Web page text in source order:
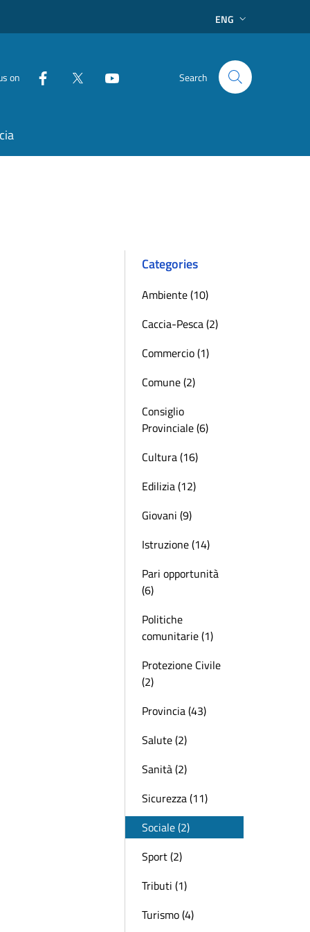
ENG
on Search
Categories
Ambiente (10)
Caccia-Pesca (2)
Commercio (1)
Comune (2)
Consiglio
Provinciale (6)
Cultura (16)
Edilizia (12)
Giovani (9)
Istruzione (14)
Pari opportunità
(6)
Politiche
comunitarie (1)
Protezione Civile
(2)
Provincia (43)
Salute (2)
Sanità (2)
Sicurezza (11)
Sociale (2)
Sport (2)
Tributi (1)
Turismo (4)